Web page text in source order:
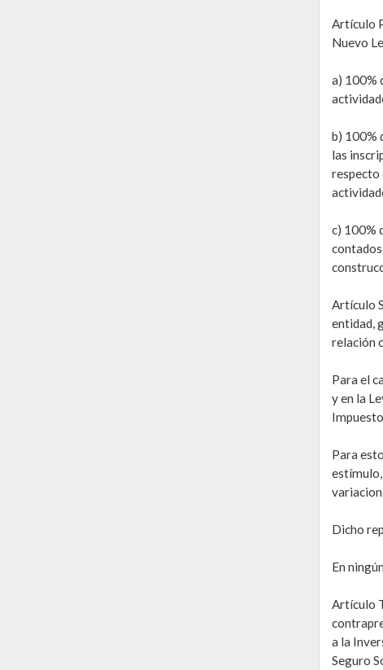
Artículo
Nuevo
a) 100%
b) 100%
las
respecto
c) 100%
Artículo
entidad,
relación
Para el
y en la
Para
estímulo,
Dicho
En
Artículo
a la
Seguro